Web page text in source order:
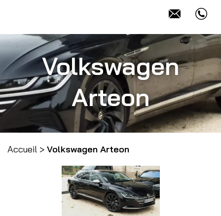
Volkswagen
Arteon
Accueil > Volkswagen Arteon